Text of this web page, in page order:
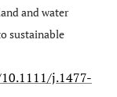
and water
sustainable
j.1477-